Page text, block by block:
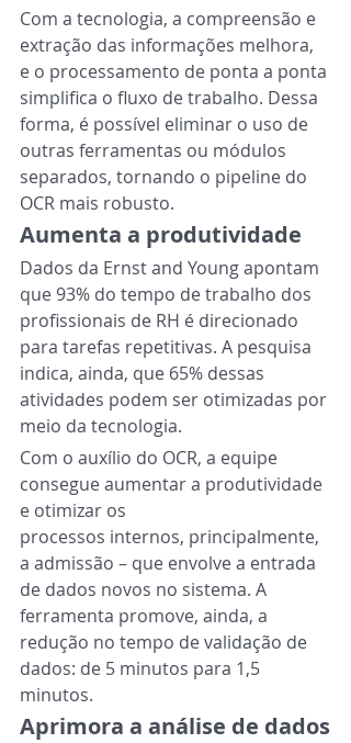
Com a tecnologia, a compreensão e
extração das informações melhora,
e o processamento de ponta a ponta
simplifica o fluxo de trabalho. Dessa
forma, é possível eliminar o uso de
outras ferramentas ou módulos
separados, tornando o pipeline do
OCR mais robusto.
Aumenta a produtividade
Dados da Ernst and Young apontam
que 93% do tempo de trabalho dos
profissionais de RH é direcionado
para tarefas repetitivas. A pesquisa
indica, ainda, que 65% dessas
atividades podem ser otimizadas por
meio da tecnologia.
Com o auxílio do OCR, a equipe
consegue aumentar a produtividade
e otimizar os
processos internos, principalmente,
a admissão – que envolve a entrada
de dados novos no sistema. A
ferramenta promove, ainda, a
redução no tempo de validação de
dados: de 5 minutos para 1,5
minutos.
Aprimora a análise de dados